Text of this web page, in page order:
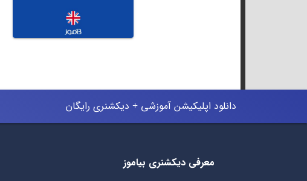
دانلود اپلیکیشن آموزشی + دیکشنری رایگان
معرفی دیکشنری بیاموز